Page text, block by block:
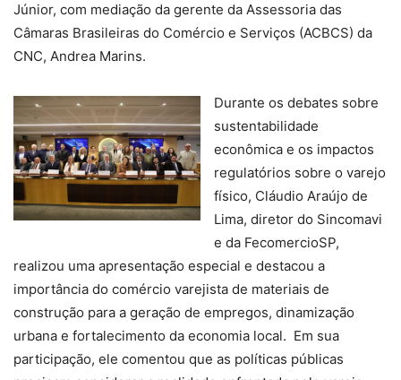
Júnior, com mediação da gerente da Assessoria das
Câmaras Brasileiras do Comércio e Serviços (ACBCS) da
CNC, Andrea Marins.
Durante os debates sobre
sustentabilidade
econômica e os impactos
regulatórios sobre o varejo
físico, Cláudio Araújo de
Lima, diretor do Sincomavi
e da FecomercioSP,
realizou uma apresentação especial e destacou a
importância do comércio varejista de materiais de
construção para a geração de empregos, dinamização
urbana e fortalecimento da economia local. Em sua
participação, ele comentou que as políticas públicas